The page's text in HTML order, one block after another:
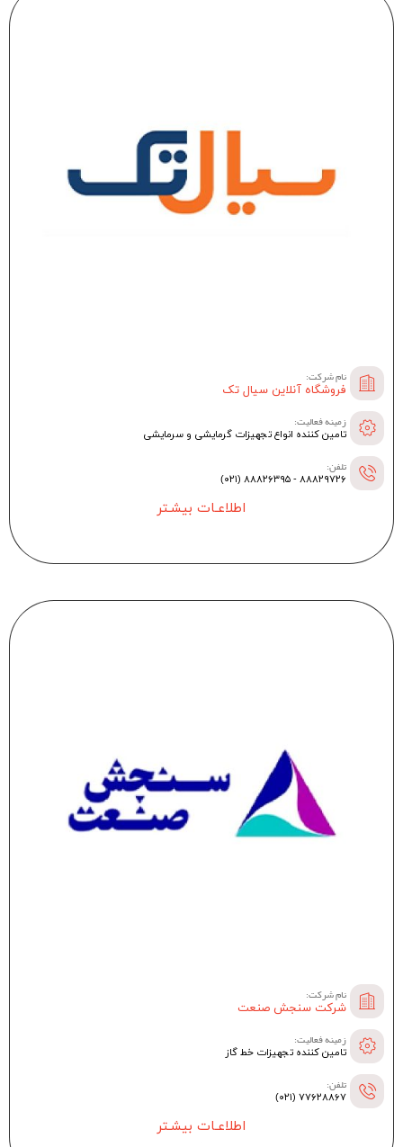
نام شرکت:
فروشگاه آنلاین سیال تک
زمینه فعالیت:
تامین کننده انواع تجهیزات گرمایشی و سرمایشی
تلفن:
۸۸۸۲۹۷۲۶ - ۸۸۸۲۶۳۹۵ (۰۲۱)
اطلاعـات بیشـتر
نام شرکت:
شرکت سنجش صنعت
زمینه فعالیت:
تامین کننده تجهیزات خط گاز
تلفن:
۷۷۶۲۸۸۶۷ (۰۲۱)
اطلاعـات بیشـتر